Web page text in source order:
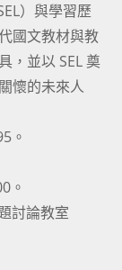
）與學習歷
國文教材與教
，並以 SEL 奠
懷的未來人
。
。
討論教室